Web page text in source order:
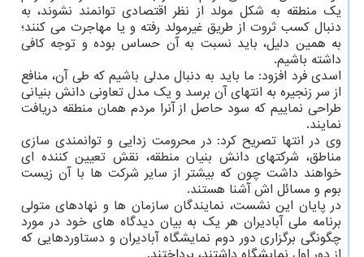
یک منطقه به شکل مولد از نظر اقتصادی توانمند نشوند، به
دنبال کسب ثروت از طریق غیرمولد رفته و یا مهاجرت می کنند؛
به همین دلیل، باید نسبت به آن حساس بوده و توجه کافی
داشته باشیم.
اسدی فرد افزود: ما باید به دنبال مدلی باشیم که طی آن، منافع
از سر زنجیره به انتهای آن برسد و یک مدل تعاونی دانش بنیانی
طراحی نماییم که سود حاصل از آنرا مردم همان منطقه دریافت
نمایند.
وی در انتها تصریح کرد: در محرومت زدایی و توانمندی سازی
مناطق، شرکتهای دانش بنیان منطقه، نقش تعیین کننده ای
خواهند داشت چون که بیشتر از سایر شرکت ها با آن زیست
بوم و مسائل اش آشنا هستند.
در پایان این نشست، نمایندگان سازمان ها و نهادهای متولی
برنامه ملی آبادیران هر یک به بیان دیدگاه های خود در مورد
چگونگی برگزاری دور دوم نمایشگاه آبادیران و دستاوردهایی که